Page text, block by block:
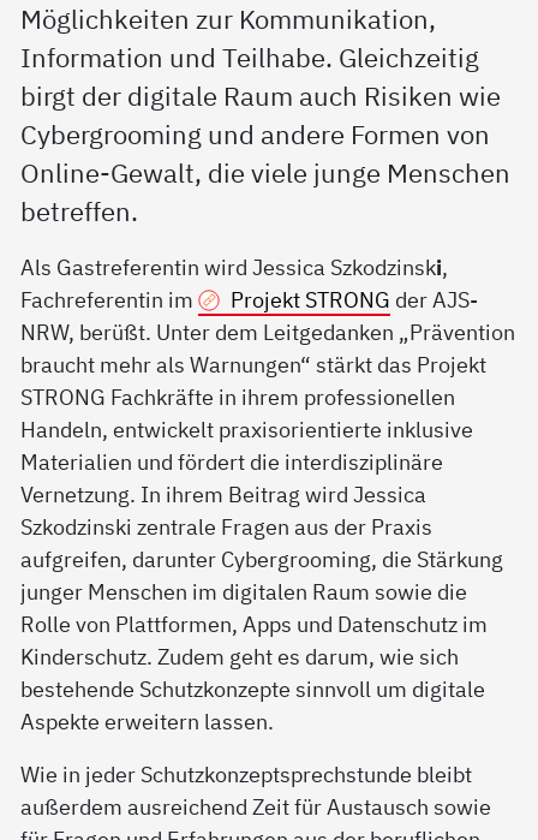
Möglichkeiten zur Kommunikation,
Information und Teilhabe. Gleichzeitig
birgt der digitale Raum auch Risiken wie
Cybergrooming und andere Formen von
Online-Gewalt, die viele junge Menschen
betreffen.
Als Gastreferentin wird Jessica Szkodzinski,
Fachreferentin im
Projekt STRONG der AJS-
NRW, berüßt. Unter dem Leitgedanken „Prävention
braucht mehr als Warnungen“ stärkt das Projekt
STRONG Fachkräfte in ihrem professionellen
Handeln, entwickelt praxisorientierte inklusive
Materialien und fördert die interdisziplinäre
Vernetzung. In ihrem Beitrag wird Jessica
Szkodzinski zentrale Fragen aus der Praxis
aufgreifen, darunter Cybergrooming, die Stärkung
junger Menschen im digitalen Raum sowie die
Rolle von Plattformen, Apps und Datenschutz im
Kinderschutz. Zudem geht es darum, wie sich
bestehende Schutzkonzepte sinnvoll um digitale
Aspekte erweitern lassen.
Wie in jeder Schutzkonzeptsprechstunde bleibt
außerdem ausreichend Zeit für Austausch sowie